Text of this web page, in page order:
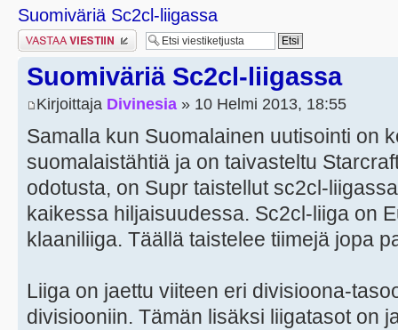
Suomiväriä Sc2cl-liigassa
Lähetä vastaus
Suomiväriä Sc2cl-liigassa
Kirjoittaja Divinesia » 10 Helmi 2013, 18:55
Samalla kun Suomalainen uutisointi on
suomalaistähtiä ja on taivasteltu
odotusta, on Supr taistellut sc2cl-
kaikessa hiljaisuudessa. Sc2cl-liiga on
klaaniliiga. Täällä taistelee tiimejä jopa
Liiga on jaettu viiteen eri divisioona-
divisiooniin. Tämän lisäksi liigatasot on